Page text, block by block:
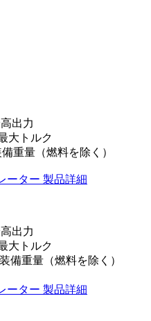
出力
大トルク
重量（燃料を除く）
ーター 製品詳細
出力
大トルク
装備重量（燃料を除く）
ーター 製品詳細